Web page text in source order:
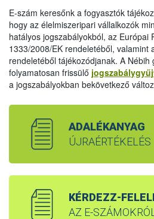
E-szám keresőnk a fogyasztók
hogy az élelmiszeripari vállalkozók
hatályos jogszabályokból, az Európai
1333/2008/EK rendeletéből, valamint
rendeletéből tájékozódjanak. A Nébih
folyamatosan frissülő
a jogszabályokban bekövetkező
ADALÉKANYAG
ÚJRAÉRTÉKELÉS
KÉRDEZZ-
AZ E-SZÁMOKRÓL